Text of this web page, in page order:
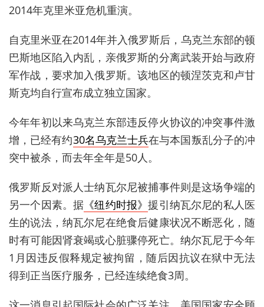
2014年克里米亚危机重演。
自克里米亚在2014年并入俄罗斯后，乌克兰东部的顿
巴斯地区陷入内乱，亲俄罗斯的分离武装开始与政府
军作战，要求加入俄罗斯。该地区的顿涅茨克和卢甘
斯克均自行宣布成立独立国家。
今年年初以来乌克兰东部违反停火协议的冲突事件激
增，已经有约30名乌克兰士兵在与本国叛乱分子的冲
突中被杀，而去年全年是50人。
俄罗斯反对派人士纳瓦尔尼被捕事件则是这场争端的
另一个因素。据 《纽约时报》援引纳瓦尔尼的私人医
生的说法，纳瓦尔尼在绝食后健康状况不断恶化，随
时有可能因肾衰竭或心脏骤停死亡。纳尔瓦尼于今年
1月因违反假释规定被拘留，随后因抗议在狱中无法
得到正当医疗服务，已经连续绝食3周。